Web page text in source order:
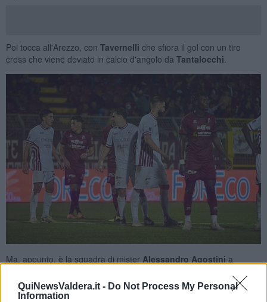
QuiNewsValdera.it - Do Not Process My Personal
Information
Poi tocca all'Arezzo, con Tavernelli che sfiora il gol con un tiro
cross che viene deviato in calcio d'angolo da Tantalocchi
Ma, appunto, è la squadra di mister Alessandro Agostini a
scuola Atalanta prova l'acrobazia in area, ma anche stavolta la
palla va fuori.